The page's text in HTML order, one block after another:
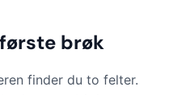
brøk
finder du to felter.